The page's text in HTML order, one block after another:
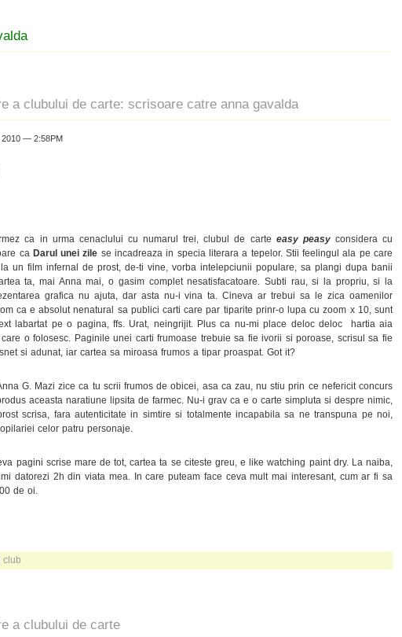
a clubului de carte: scrisoare catre anna gavalda
2010 — 2:58PM
ca in urma cenaclului cu numarul trei, clubul de carte easy peasyconsidera cu
ca Darul unei zile se incadreaza in specia literara a tepelor. Stii feelingul ala pe care
un film infernal de prost, de-ti vine, vorba intelepciunii populare, sa plangi dupa banii
ta, mai Anna mai, o gasim complet nesatisfacatoare. Subti rau, si la propriu, si la
grafica nu ajuta, dar asta nu-i vina ta. Cineva ar trebui sa le zica oamenilor
ca e absolut nenatural sa publici carti care par tiparite prinr-o lupa cu zoom x 10, sunt
labartat pe o pagina, ffs. Urat, neingrijit. Plus ca nu-mi place deloc deloc hartia aia
o folosesc. Paginile unei carti frumoase trebuie sa fie ivorii si poroase, scrisul sa fie
si adunat, iar cartea sa miroasa frumos a tipar proaspat. Got it?
G. Mazi zice ca tu scrii frumos de obicei, asa ca zau, nu stiu prin ce nefericit concurs
aceasta naratiune lipsita de farmec. Nu-i grav ca e o carte simpluta si despre nimic,
scrisa, fara autenticitate in simtire si totalmente incapabila sa ne transpuna pe noi,
celor patru personaje.
pagini scrise mare de tot, cartea ta se citeste greu, e like watching paint dry. La naiba,
datorezi 2h din viata mea. In care puteam face ceva mult mai interesant, cum ar fi sa
de oi.
club
a clubului de carte